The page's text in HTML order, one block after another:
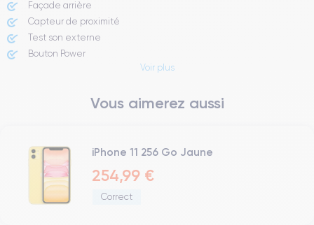
Façade arrière
Capteur de proximité
Test son externe
Bouton Power
Boutons volume
Bouton Home
Bluetooth
WiFi
Réseau
Voir plus
Vous aimerez aussi
iPhone 11 256 Go Jaune
254,99 €
Correct